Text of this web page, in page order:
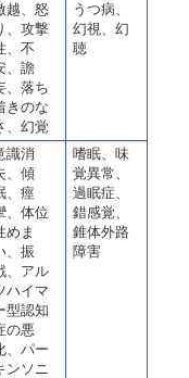
越、怒
、攻撃
、不
、譫
、落ち
きのな
、幻覚
うつ病、
幻視、幻
聴
識消
、傾
、痙
、体位
めま
、振
、アル
ハイマ
型認知
の悪
、パー
ンソニ
嗜眠、味
覚異常、
過眠症、
錯感覚、
錐体外路
障害